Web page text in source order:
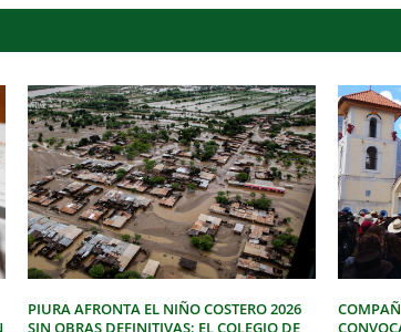
PIURA AFRONTA EL NIÑO COSTERO 2026
SIN OBRAS DEFINITIVAS: EL COLEGIO DE